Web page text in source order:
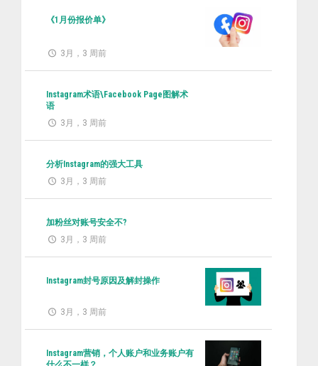
《1月份报价单》
3月，3 周前
Instagram术语\Facebook Page图解术
语
3月，3 周前
分析Instagram的强大工具
3月，3 周前
加粉丝对账号安全不?
3月，3 周前
Instagram封号原因及解封操作
3月，3 周前
Instagram营销，个人账户和业务账户有